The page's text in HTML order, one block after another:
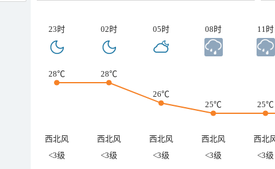
23时 02时 05时 08时 11时
28℃ 28℃
26℃
25℃
25℃
西北风 西北风 西北风 西北风
西北
<3级
<3级 <3级 <3级 <3级